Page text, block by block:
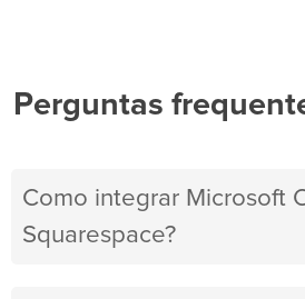
Perguntas
Como integrar Microsoft
Squarespace?